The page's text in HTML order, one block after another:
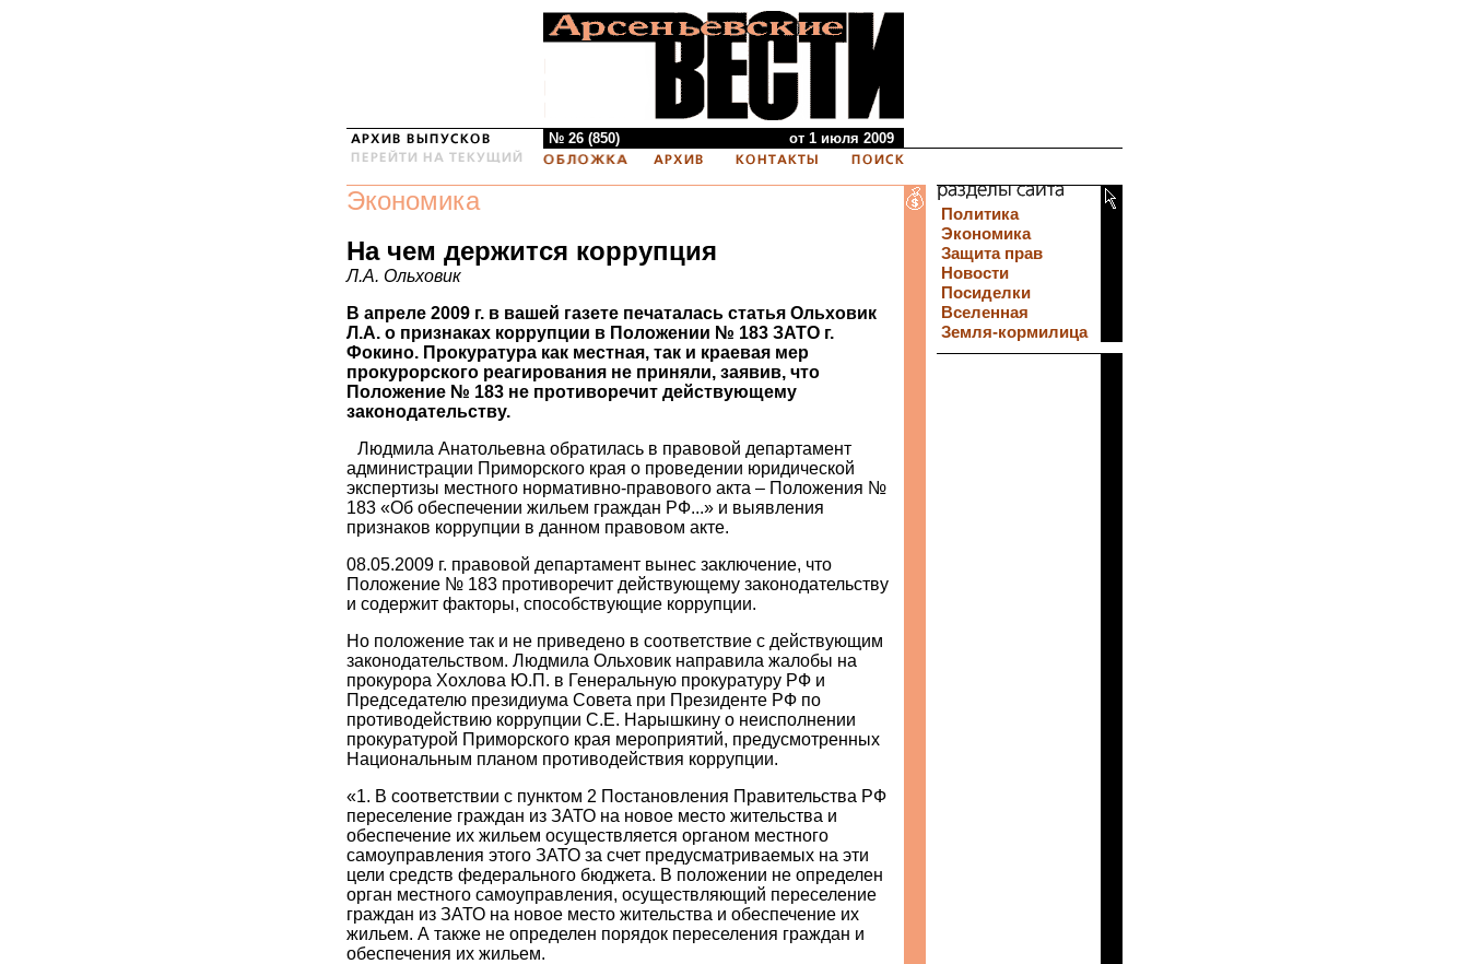
№ 26 (850) от 1 июля 2009
Экономика
На чем держится коррупция
Л.А. Ольховик
В апреле 2009 г. в вашей газете печаталась статья Ольховик
Л.А. о признаках коррупции в Положении № 183 ЗАТО г.
Фокино. Прокуратура как местная, так и краевая мер
прокурорского реагирования не приняли, заявив, что
Положение № 183 не противоречит действующему
законодательству.
Людмила Анатольевна обратилась в правовой департамент
администрации Приморского края о проведении юридической
экспертизы местного нормативно-правового акта – Положения №
183 «Об обеспечении жильем граждан РФ...» и выявления
признаков коррупции в данном правовом акте.
08.05.2009 г. правовой департамент вынес заключение, что
Положение № 183 противоречит действующему законодательству
и содержит факторы, способствующие коррупции.
Но положение так и не приведено в соответствие с действующим
законодательством. Людмила Ольховик направила жалобы на
прокурора Хохлова Ю.П. в Генеральную прокуратуру РФ и
Председателю президиума Совета при Президенте РФ по
противодействию коррупции С.Е. Нарышкину о неисполнении
прокуратурой Приморского края мероприятий, предусмотренных
Национальным планом противодействия коррупции.
«1. В соответствии с пунктом 2 Постановления Правительства РФ
переселение граждан из ЗАТО на новое место жительства и
обеспечение их жильем осуществляется органом местного
самоуправления этого ЗАТО за счет предусматриваемых на эти
цели средств федерального бюджета. В положении не определен
орган местного самоуправления, осуществляющий переселение
граждан из ЗАТО на новое место жительства и обеспечение их
жильем. А также не определен порядок переселения граждан и
обеспечения их жильем.
Политика
Экономика
Защита прав
Новости
Посиделки
Вселенная
Земля-кормилица